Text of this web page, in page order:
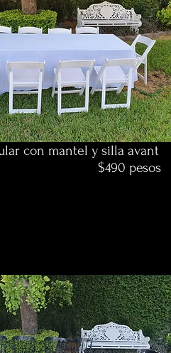
con mantel y silla avant
pesos